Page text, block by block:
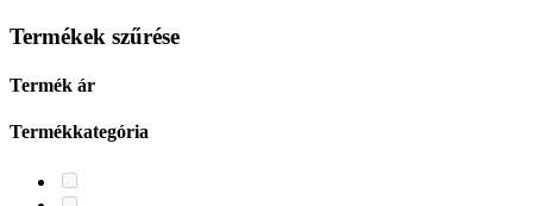
Termékek szűrése
Termék ár
Termékkategória